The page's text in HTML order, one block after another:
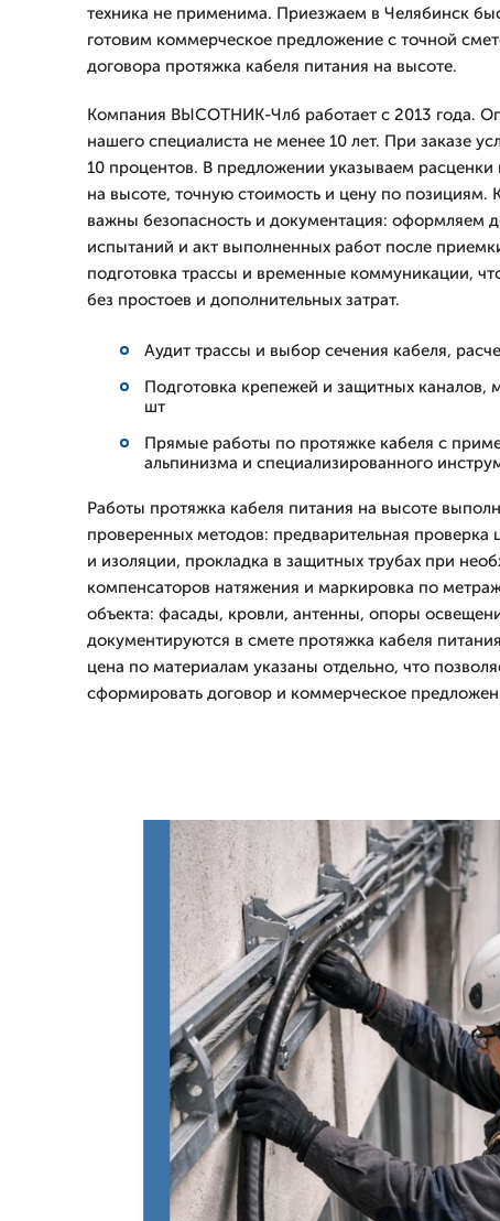
техника не применима. Приезжаем в Челябинск
готовим коммерческое предложение с точной
договора протяжка кабеля питания на высоте.
Компания ВЫСОТНИК-Члб работает с 2013 года.
нашего специалиста не менее 10 лет. При заказе
10 процентов. В предложении указываем расценки
на высоте, точную стоимость и цену по позициям.
важны безопасность и документация: оформляем
испытаний и акт выполненных работ после
подготовка трассы и временные коммуникации,
без простоев и дополнительных затрат.
Аудит трассы и выбор сечения кабеля,
Подготовка крепежей и защитных
шт
Прямые работы по протяжке кабеля с
альпинизма и специализированного
Работы протяжка кабеля питания на высоте
проверенных методов: предварительная проверка
и изоляции, прокладка в защитных трубах при
компенсаторов натяжения и маркировка по
объекта: фасады, кровли, антенны, опоры
документируются в смете протяжка кабеля
цена по материалам указаны отдельно, что
сформировать договор и коммерческое